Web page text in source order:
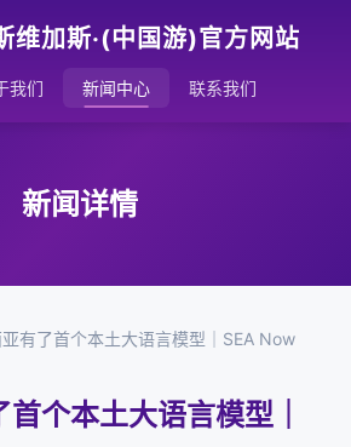
加斯·(中国游)官方网站
我们 新闻中心 联系我们
新闻详情
有了首个本土大语言模型｜SEA Now
个本土大语言模型｜